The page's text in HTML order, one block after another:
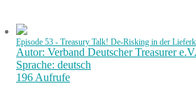
Episode 53 - Treasury Talk! De-Risking in der
Autor: Verband Deutscher Treasurer e.V.
Sprache: deutsch
196 Aufrufe